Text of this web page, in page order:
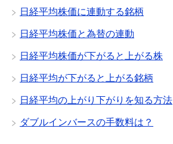
日経平均株価に連動する銘柄
日経平均株価と為替の連動
日経平均株価が下がると上がる株
日経平均が下がると上がる銘柄
日経平均の上がり下がりを知る方法
ダブルインバースの手数料は？